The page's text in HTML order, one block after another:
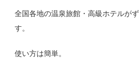
全国各地の温泉旅館・高級ホテルが
す。
使い方は簡単。